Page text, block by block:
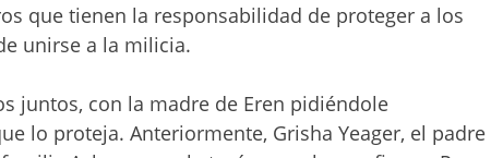
que tienen la responsabilidad de proteger a los
unirse a la milicia.
juntos, con la madre de Eren pidiéndole
lo proteja. Anteriormente, Grisha Yeager, el padre